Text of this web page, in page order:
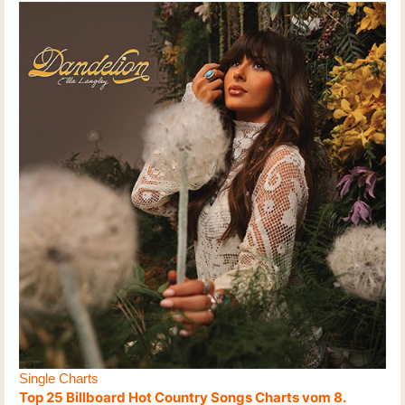
Single Charts
Top 25 Billboard Hot Country Songs Charts vom 8.